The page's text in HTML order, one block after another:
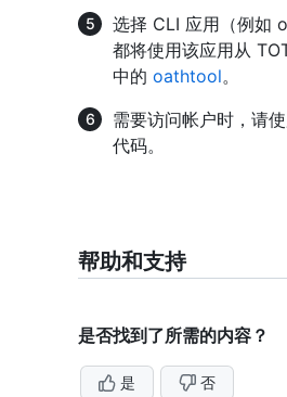
选择 CLI 应用（例如
都将使用该应用从
中的 oathtool。
需要访问帐户时，请
代码。
帮助和支持
是否找到了所需的内容？
是 否